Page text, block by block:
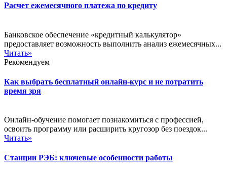
Расчет ежемесячного платежа по кредиту
Банковское обеспечение «кредитный калькулятор»
предоставляет возможность выполнить анализ ежемесячных...
Читать»
Рекомендуем
Как выбрать бесплатный онлайн-курс и не потратить
время зря
Онлайн-обучение помогает познакомиться с профессией,
освоить программу или расширить кругозор без поездок...
Читать»
Станции РЭБ: ключевые особенности работы